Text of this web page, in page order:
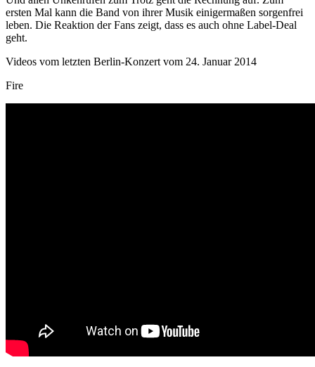
ersten Mal kann die Band von ihrer Musik einigermaßen sorgenfrei
leben. Die Reaktion der Fans zeigt, dass es auch ohne Label-Deal
geht.
Videos vom letzten Berlin-Konzert vom 24. Januar 2014
Fire